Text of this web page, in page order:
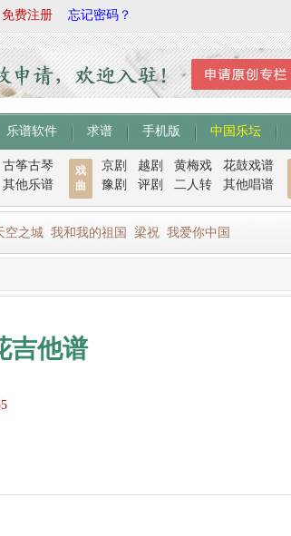
免费注册 忘记密码？
乐谱软件 求谱 手机版 中国乐坛
古筝古琴
其他乐谱
戏
曲
京剧 越剧 黄梅戏
花鼓戏谱
豫剧
评剧 二人转 其他唱谱
空之城 我和我的祖国 梁祝 我爱你中国
吉他谱